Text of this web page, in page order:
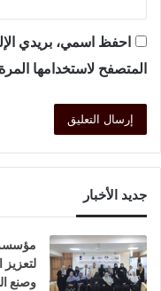
احفظ اسمي، بريدي
المتصفح لاستخدامها
جديد الأخبار
وصنع